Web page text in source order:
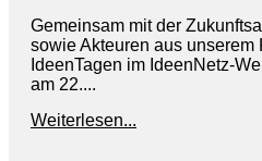
Gemeinsam mit der
sowie Akteuren aus
IdeenTagen im IdeenNetz-
am 22....
Weiterlesen...